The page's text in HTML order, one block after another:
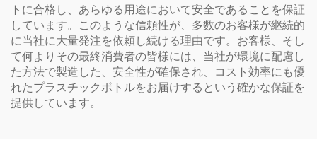
トに合格し、あらゆる用途において安全であることを保証
しています。このような信頼性が、多数のお客様が継続的
に当社に大量発注を依頼し続ける理由です。お客様、そし
て何よりその最終消費者の皆様には、当社が環境に配慮し
た方法で製造した、安全性が確保され、コスト効率にも優
れたプラスチックボトルをお届けするという確かな保証を
提供しています。